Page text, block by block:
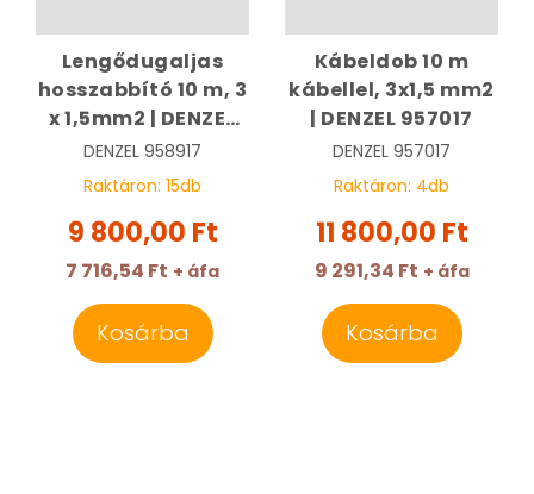
Lengődugaljas
hosszabbító 10 m, 3
x 1,5mm2 | DENZEL
958917
DENZEL 958917
Raktáron: 15db
9 800,00 Ft
7 716,54 Ft + áfa
Kosárba
Kábeldob 10 m
kábellel, 3x1,5 mm2
| DENZEL 957017
DENZEL 957017
Raktáron: 4db
11 800,00 Ft
9 291,34 Ft + áfa
Kosárba